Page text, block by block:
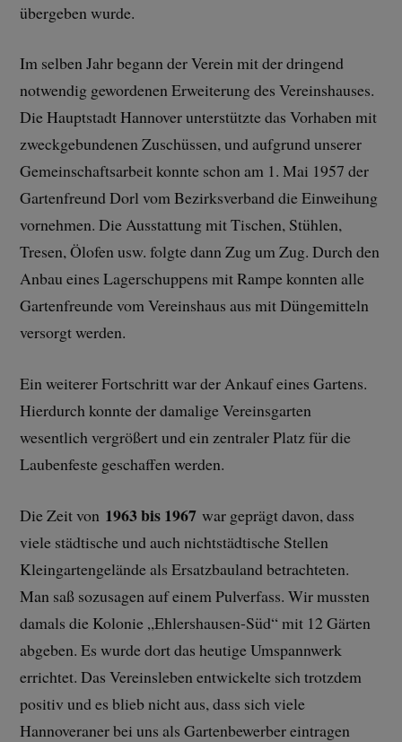
übergeben wurde.
Im selben Jahr begann der Verein mit der dringend
notwendig gewordenen Erweiterung des Vereinshauses.
Die Hauptstadt Hannover unterstützte das Vorhaben mit
zweckgebundenen Zuschüssen, und aufgrund unserer
Gemeinschaftsarbeit konnte schon am 1. Mai 1957 der
Gartenfreund Dorl vom Bezirksverband die Einweihung
vornehmen. Die Ausstattung mit Tischen, Stühlen,
Tresen, Ölofen usw. folgte dann Zug um Zug. Durch den
Anbau eines Lagerschuppens mit Rampe konnten alle
Gartenfreunde vom Vereinshaus aus mit Düngemitteln
versorgt werden.
Ein weiterer Fortschritt war der Ankauf eines Gartens.
Hierdurch konnte der damalige Vereinsgarten
wesentlich vergrößert und ein zentraler Platz für die
Laubenfeste geschaffen werden.
Die Zeit von 1963 bis 1967 war geprägt davon, dass
viele städtische und auch nichtstädtische Stellen
Kleingartengelände als Ersatzbauland betrachteten.
Man saß sozusagen auf einem Pulverfass. Wir mussten
damals die Kolonie „Ehlershausen-Süd“ mit 12 Gärten
abgeben. Es wurde dort das heutige Umspannwerk
errichtet. Das Vereinsleben entwickelte sich trotzdem
positiv und es blieb nicht aus, dass sich viele
Hannoveraner bei uns als Gartenbewerber eintragen